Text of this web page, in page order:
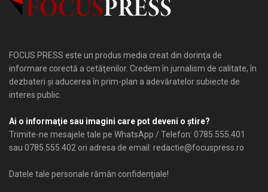
FOCUS PRESS este un produs media creat din dorinţa de
informare corectă a cetăţenilor. Credem în jurnalism de calitate, în
dezbateri şi aducerea în prim-plan a adevăratelor subiecte de
interes public.
Ai o informaţie sau imagini care pot deveni o ştire?
Trimite-ne mesajele tale pe WhatsApp / Telefon: 0785.555.401
sau 0785.555.402 ori adresa de email: redactie@focuspress.ro
Datele tale personale rămân confidenţiale!